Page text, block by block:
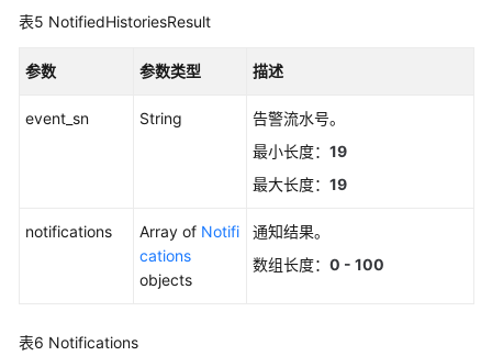
南
区
参
表5 NotifiedHistoriesResult
参数 参数类型 描述
event_sn String
告警流水号。
最小长度： 19
最大长度： 19
notifications Array of Notifi
cations
objects
通知结果。
数组长度： 0 - 100
表6 Notifications